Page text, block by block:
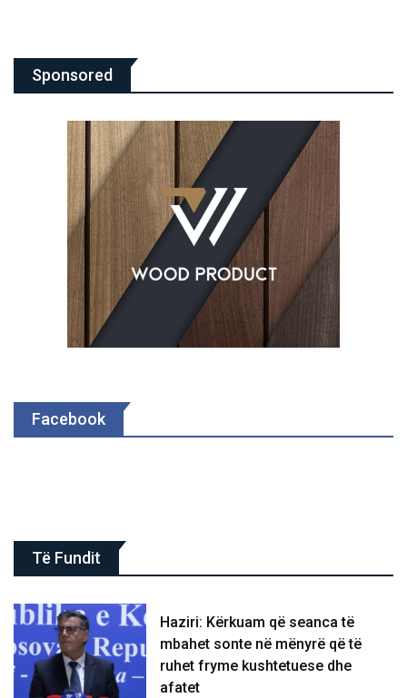
Sponsored
Facebook
Të Fundit
Haziri: Kërkuam që seanca të
mbahet sonte në mënyrë që të
ruhet fryme kushtetuese dhe
afatet